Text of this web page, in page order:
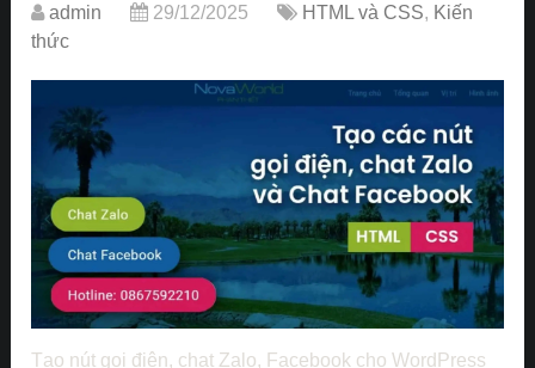
admin 29/12/2025 HTML và CSS, Kiến
thức
Tạo nút gọi điện, chat Zalo, Facebook cho WordPress